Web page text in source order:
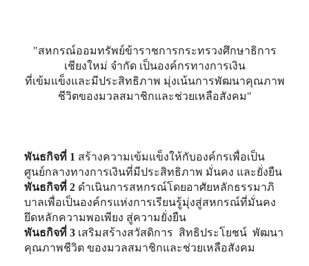
"สหกรณ์ออมทรัพย์ข้าราชการกระทรวงศึกษาธิการ
เชียงใหม่ จำกัด เป็นองค์กรทางการเงิน
ที่เข้มแข็งและมีประสิทธิภาพ มุ่งเน้นการพัฒนาคุณภาพ
ชีวิตของมวลสมาชิกและช่วยเหลือสังคม"
พันธกิจที่ 1 สร้างความเข้มแข็งให้กับองค์กรเพื่อเป็น
ศูนย์กลางทางการเงินที่มีประสิทธิภาพ มั่นคง และยั่งยืน
พันธกิจที่ 2 ดำเนินการสหกรณ์โดยอาศัยหลักธรรมาภิ
บาลเพื่อเป็นองค์กรแห่งการเรียนรู้มุ่งสู่สหกรณ์ที่มั่นคง
ยึดหลักความพอเพียง สู่ความยั่งยืน
พันธกิจที่ 3 เสริมสร้างสวัสดิการ สิทธิประโยชน์ พัฒนา
คุณภาพชีวิต ของมวลสมาชิกและช่วยเหลือสังคม